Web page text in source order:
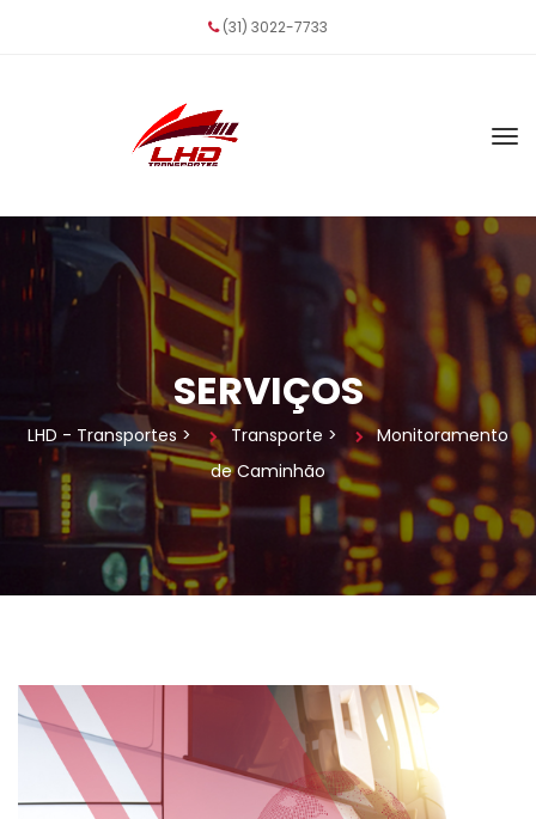
(31) 3022-7733
SERVIÇOS
LHD - Transporte > Transporte >
Monitoramento
de Caminhão